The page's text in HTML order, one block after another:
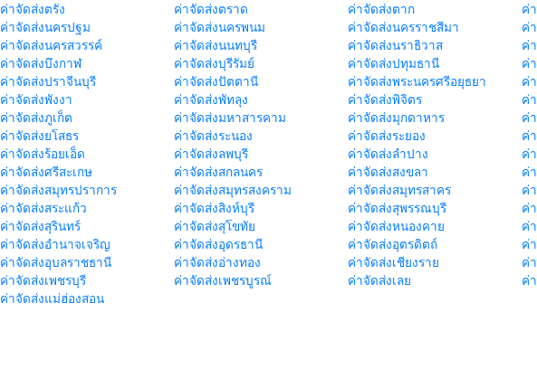
ค่าจัดส่งตรัง
ค่าจัดส่งตราด ค่าจัดส่งตาก
ค่
ค่าจัดส่งนครปฐม
ค่าจัดส่งนครพนม ค่าจัดส่งนครราชสีมา
ค่
ค่าจัดส่งนครสวรรค์
ค่าจัดส่งนนทบุรี ค่าจัดส่งนราธิวาส
ค่
ค่าจัดส่งบึงกาฬ
ค่าจัดส่งบุรีรัมย์ ค่าจัดส่งปทุมธานี
ค่
ค่าจัดส่งปราจีนบุรี
ค่าจัดส่งปัตตานี ค่าจัดส่งพระนครศรีอยุธยา
ค่
ค่าจัดส่งพังงา
ค่าจัดส่งพัทลุง ค่าจัดส่งพิจิตร
ค่
ค่าจัดส่งภูเก็ต
ค่าจัดส่งมหาสารคาม ค่าจัดส่งมุกดาหาร
ค่
ค่าจัดส่งยโสธร
ค่าจัดส่งระนอง ค่าจัดส่งระยอง
ค่
ค่าจัดส่งร้อยเอ็ด
ค่าจัดส่งลพบุรี ค่าจัดส่งลำปาง
ค่
ค่าจัดส่งศรีสะเกษ
ค่าจัดส่งสกลนคร ค่าจัดส่งสงขลา
ค่
ค่าจัดส่งสมุทรปราการ
ค่าจัดส่งสมุทรสงคราม ค่าจัดส่งสมุทรสาคร
ค่
ค่าจัดส่งสระแก้ว
ค่าจัดส่งสิงห์บุรี ค่าจัดส่งสุพรรณบุรี
ค่
ค่าจัดส่งสุรินทร์
ค่าจัดส่งสุโขทัย ค่าจัดส่งหนองคาย
ค่
ค่าจัดส่งอำนาจเจริญ
ค่าจัดส่งอุดรธานี ค่าจัดส่งอุตรดิตถ์
ค่
ค่าจัดส่งอุบลราชธานี
ค่าจัดส่งอ่างทอง ค่าจัดส่งเชียงราย
ค่
ค่าจัดส่งเพชรบุรี
ค่าจัดส่งเพชรบูรณ์ ค่าจัดส่งเลย
ค่
ค่าจัดส่งแม่ฮ่องสอน